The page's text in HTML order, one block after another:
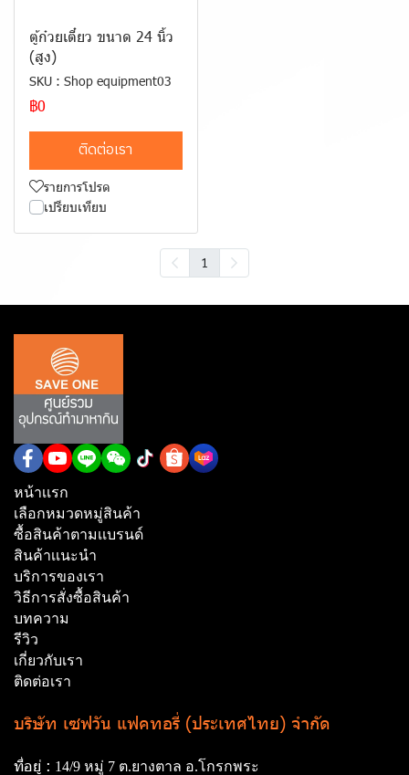
ตู้ก๋วยเตี๋ยว ขนาด 24 นิ้ว
(สูง)
SKU : Shop equipment03
฿0
ติดต่อเรา
รายการโปรด
เปรียบเทียบ
1
หน้าเเรก
เลือกหมวดหมู่สินค้า
ซื้อสินค้าตามเเบรนด์
สินค้าเเนะนำ
บริการของเรา
วิธีการสั่งซื้อสินค้า
บทความ
รีวิว
เกี่ยวกับเรา
ติดต่อเรา
บริษัท เซฟวัน แฟคทอรี่ (ประเทศไทย) จำกัด
ที่อยู่ : 14/9 หมู่ 7 ต.ยางตาล อ.โกรกพระ